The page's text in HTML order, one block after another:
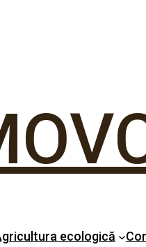
ecologică